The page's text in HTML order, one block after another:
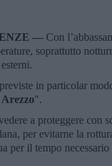
— Con
soprattutto
in particolar
".
a proteggere con
per evitarne la
per il tempo